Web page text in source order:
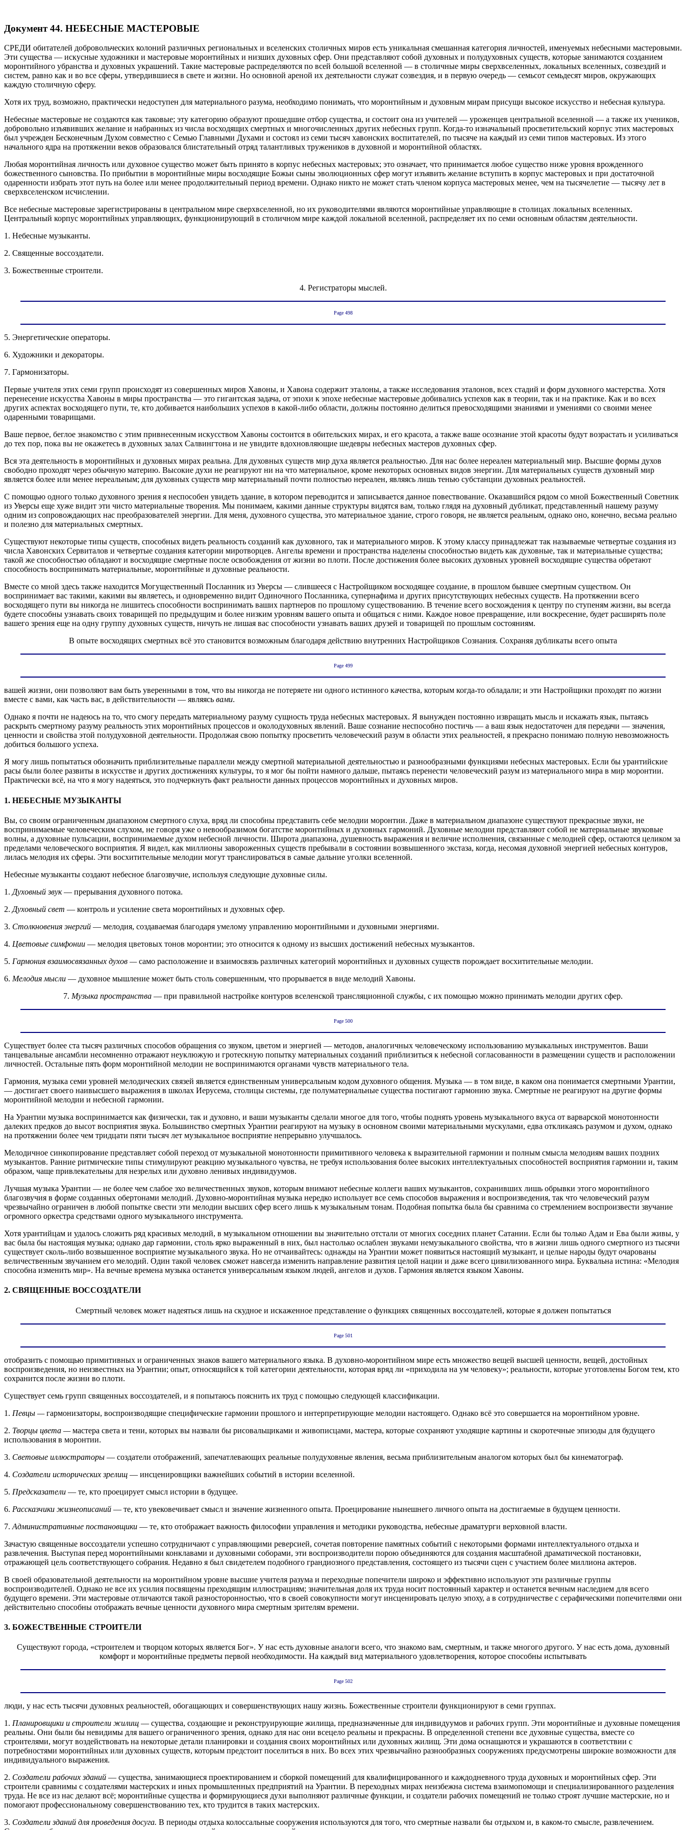
Документ 44. НЕБЕСНЫЕ МАСТЕРОВЫЕ
СРЕДИ обитателей добровольческих колоний различных региональных и вселенских столичных миров есть уникальная смешанная категория личностей, именуемых небесными мастеровыми.
Эти существа — искусные художники и мастеровые моронтийных и низших духовных сфер. Они представляют собой духовных и полудуховных существ, которые занимаются созданием
моронтийного убранства и духовных украшений. Такие мастеровые распределяются по всей большой вселенной — в столичные миры сверхвселенных, локальных вселенных, созвездий и
систем, равно как и во все сферы, утвердившиеся в свете и жизни. Но основной ареной их деятельности служат созвездия, и в первую очередь — семьсот семьдесят миров, окружающих
каждую столичную сферу.
Хотя их труд, возможно, практически недоступен для материального разума, необходимо понимать, что моронтийным и духовным мирам присущи высокое искусство и небесная культура.
Небесные мастеровые не создаются как таковые; эту категорию образуют прошедшие отбор существа, и состоит она из учителей — уроженцев центральной вселенной — а также их учеников,
добровольно изъявивших желание и набранных из числа восходящих смертных и многочисленных других небесных групп. Когда-то изначальный просветительский корпус этих мастеровых
был учрежден Бесконечным Духом совместно с Семью Главными Духами и состоял из семи тысяч хавонских воспитателей, по тысяче на каждый из семи типов мастеровых. Из этого
начального ядра на протяжении веков образовался блистательный отряд талантливых тружеников в духовной и моронтийной областях.
Любая моронтийная личность или духовное существо может быть принято в корпус небесных мастеровых; это означает, что принимается любое существо ниже уровня врожденного
божественного сыновства. По прибытии в моронтийные миры восходящие Божьи сыны эволюционных сфер могут изъявить желание вступить в корпус мастеровых и при достаточной
одаренности избрать этот путь на более или менее продолжительный период времени. Однако никто не может стать членом корпуса мастеровых менее, чем на тысячелетие — тысячу лет в
сверхвселенском исчислении.
Все небесные мастеровые зарегистрированы в центральном мире сверхвселенной, но их руководителями являются моронтийные управляющие в столицах локальных вселенных.
Центральный корпус моронтийных управляющих, функционирующий в столичном мире каждой локальной вселенной, распределяет их по семи основным областям деятельности.
1. Небесные музыканты.
2. Священные воссоздатели.
3. Божественные строители.
4. Регистраторы мыслей.
Page 498
5. Энергетические операторы.
6. Художники и декораторы.
7. Гармонизаторы.
Первые учителя этих семи групп происходят из совершенных миров Хавоны, и Хавона содержит эталоны, а также исследования эталонов, всех стадий и форм духовного мастерства. Хотя
перенесение искусства Хавоны в миры пространства — это гигантская задача, от эпохи к эпохе небесные мастеровые добивались успехов как в теории, так и на практике. Как и во всех
других аспектах восходящего пути, те, кто добивается наибольших успехов в какой-либо области, должны постоянно делиться превосходящими знаниями и умениями со своими менее
одаренными товарищами.
Ваше первое, беглое знакомство с этим привнесенным искусством Хавоны состоится в обительских мирах, и его красота, а также ваше осознание этой красоты будут возрастать и усиливаться
до тех пор, пока вы не окажетесь в духовных залах Салвингтона и не увидите вдохновляющие шедевры небесных мастеров духовных сфер.
Вся эта деятельность в моронтийных и духовных мирах реальна. Для духовных существ мир духа является реальностью. Для нас более нереален материальный мир. Высшие формы духов
свободно проходят через обычную материю. Высокие духи не реагируют ни на что материальное, кроме некоторых основных видов энергии. Для материальных существ духовный мир
является более или менее нереальным; для духовных существ мир материальный почти полностью нереален, являясь лишь тенью субстанции духовных реальностей.
С помощью одного только духовного зрения я неспособен увидеть здание, в котором переводится и записывается данное повествование. Оказавшийся рядом со мной Божественный Советник
из Уверсы еще хуже видит эти чисто материальные творения. Мы понимаем, какими данные структуры видятся вам, только глядя на духовный дубликат, представленный нашему разуму
одним из сопровождающих нас преобразователей энергии. Для меня, духовного существа, это материальное здание, строго говоря, не является реальным, однако оно, конечно, весьма реально
и полезно для материальных смертных.
Существуют некоторые типы существ, способных видеть реальность созданий как духовного, так и материального миров. К этому классу принадлежат так называемые четвертые создания из
числа Хавонских Сервиталов и четвертые создания категории миротворцев. Ангелы времени и пространства наделены способностью видеть как духовные, так и материальные существа;
такой же способностью обладают и восходящие смертные после освобождения от жизни во плоти. После достижения более высоких духовных уровней восходящие существа обретают
способность воспринимать материальные, моронтийные и духовные реальности.
Вместе со мной здесь также находится Могущественный Посланник из Уверсы — слившееся с Настройщиком восходящее создание, в прошлом бывшее смертным существом. Он
воспринимает вас такими, какими вы являетесь, и одновременно видит Одиночного Посланника, супернафима и других присутствующих небесных существ. На протяжении всего
восходящего пути вы никогда не лишитесь способности воспринимать ваших партнеров по прошлому существованию. В течение всего восхождения к центру по ступеням жизни, вы всегда
будете способны узнавать своих товарищей по предыдущим и более низким уровням вашего опыта и общаться с ними. Каждое новое превращение, или воскресение, будет расширять поле
вашего зрения еще на одну группу духовных существ, ничуть не лишая вас способности узнавать ваших друзей и товарищей по прошлым состояниям.
В опыте восходящих смертных всё это становится возможным благодаря действию внутренних Настройщиков Сознания. Сохраняя дубликаты всего опыта
Page 499
вашей жизни, они позволяют вам быть уверенными в том, что вы никогда не потеряете ни одного истинного качества, которым когда-то обладали; и эти Настройщики проходят по жизни
вместе с вами, как часть вас, в действительности — являясь вами.
Однако я почти не надеюсь на то, что смогу передать материальному разуму сущность труда небесных мастеровых. Я вынужден постоянно извращать мысль и искажать язык, пытаясь
раскрыть смертному разуму реальность этих моронтийных процессов и околодуховных явлений. Ваше сознание неспособно постичь — а ваш язык недостаточен для передачи — значения,
ценности и свойства этой полудуховной деятельности. Продолжая свою попытку просветить человеческий разум в области этих реальностей, я прекрасно понимаю полную невозможность
добиться большого успеха.
Я могу лишь попытаться обозначить приблизительные параллели между смертной материальной деятельностью и разнообразными функциями небесных мастеровых. Если бы урантийские
расы были более развиты в искусстве и других достижениях культуры, то я мог бы пойти намного дальше, пытаясь перенести человеческий разум из материального мира в мир моронтии.
Практически всё, на что я могу надеяться, это подчеркнуть факт реальности данных процессов моронтийных и духовных миров.
1. НЕБЕСНЫЕ МУЗЫКАНТЫ
Вы, со своим ограниченным диапазоном смертного слуха, вряд ли способны представить себе мелодии моронтии. Даже в материальном диапазоне существуют прекрасные звуки, не
воспринимаемые человеческим слухом, не говоря уже о невообразимом богатстве моронтийных и духовных гармоний. Духовные мелодии представляют собой не материальные звуковые
волны, а духовные пульсации, воспринимаемые духом небесной личности. Широта диапазона, душевность выражения и величие исполнения, связанные с мелодией сфер, остаются целиком за
пределами человеческого восприятия. Я видел, как миллионы завороженных существ пребывали в состоянии возвышенного экстаза, когда, несомая духовной энергией небесных контуров,
лилась мелодия их сферы. Эти восхитительные мелодии могут транслироваться в самые дальние уголки вселенной.
Небесные музыканты создают небесное благозвучие, используя следующие духовные силы.
1. Духовный звук— прерывания духовного потока.
2. Духовный свет — контроль и усиление света моронтийных и духовных сфер.
3. Столкновения энергий — мелодия, создаваемая благодаря умелому управлению моронтийными и духовными энергиями.
4. Цветовые симфонии — мелодия цветовых тонов моронтии; это относится к одному из высших достижений небесных музыкантов.
5. Гармония взаимосвязанных духов —само расположение и взаимосвязь различных категорий моронтийных и духовных существ порождает восхитительные мелодии.
6. Мелодия мысли — духовное мышление может быть столь совершенным, что прорывается в виде мелодий Хавоны.
7. Музыка пространства — при правильной настройке контуров вселенской трансляционной службы, с их помощью можно принимать мелодии других сфер.
Page 500
Существует более ста тысяч различных способов обращения со звуком, цветом и энергией — методов, аналогичных человеческому использованию музыкальных инструментов. Ваши
танцевальные ансамбли несомненно отражают неуклюжую и гротескную попытку материальных созданий приблизиться к небесной согласованности в размещении существ и расположении
личностей. Остальные пять форм моронтийной мелодии не воспринимаются органами чувств материального тела.
Гармония, музыка семи уровней мелодических связей является единственным универсальным кодом духовного общения. Музыка — в том виде, в каком она понимается смертными Урантии,
— достигает своего наивысшего выражения в школах Иерусема, столицы системы, где полуматериальные существа постигают гармонию звука. Смертные не реагируют на другие формы
моронтийной мелодии и небесной гармонии.
На Урантии музыка воспринимается как физически, так и духовно, и ваши музыканты сделали многое для того, чтобы поднять уровень музыкального вкуса от варварской монотонности
далеких предков до высот восприятия звука. Большинство смертных Урантии реагируют на музыку в основном своими материальными мускулами, едва откликаясь разумом и духом, однако
на протяжении более чем тридцати пяти тысяч лет музыкальное восприятие непрерывно улучшалось.
Мелодичное синкопирование представляет собой переход от музыкальной монотонности примитивного человека к выразительной гармонии и полным смысла мелодиям ваших поздних
музыкантов. Ранние ритмические типы стимулируют реакцию музыкального чувства, не требуя использования более высоких интеллектуальных способностей восприятия гармонии и, таким
образом, чаще привлекательны для незрелых или духовно ленивых индивидуумов.
Лучшая музыка Урантии — не более чем слабое эхо величественных звуков, которым внимают небесные коллеги ваших музыкантов, сохранивших лишь обрывки этого моронтийного
благозвучия в форме созданных обертонами мелодий. Духовно-моронтийная музыка нередко использует все семь способов выражения и воспроизведения, так что человеческий разум
чрезвычайно ограничен в любой попытке свести эти мелодии высших сфер всего лишь к музыкальным тонам. Подобная попытка была бы сравнима со стремлением воспроизвести звучание
огромного оркестра средствами одного музыкального инструмента.
Хотя урантийцам и удалось сложить ряд красивых мелодий, в музыкальном отношении вы значительно отстали от многих соседних планет Сатании. Если бы только Адам и Ева были живы, у
вас была бы настоящая музыка; однако дар гармонии, столь ярко выраженный в них, был настолько ослаблен звуками немузыкального свойства, что в жизни лишь одного смертного из тысячи
существует сколь-либо возвышенное восприятие музыкального звука. Но не отчаивайтесь: однажды на Урантии может появиться настоящий музыкант, и целые народы будут очарованы
величественным звучанием его мелодий. Один такой человек сможет навсегда изменить направление развития целой нации и даже всего цивилизованного мира. Буквальна истина: «Мелодия
способна изменить мир». На вечные времена музыка останется универсальным языком людей, ангелов и духов. Гармония является языком Хавоны.
2. СВЯЩЕННЫЕ ВОССОЗДАТЕЛИ
Смертный человек может надеяться лишь на скудное и искаженное представление о функциях священных воссоздателей, которые я должен попытаться
Page 501
отобразить с помощью примитивных и ограниченных знаков вашего материального языка. В духовно-моронтийном мире есть множество вещей высшей ценности, вещей, достойных
воспроизведения, но неизвестных на Урантии; опыт, относящийся к той категории деятельности, которая вряд ли «приходила на ум человеку»; реальности, которые уготовлены Богом тем, кто
сохранится после жизни во плоти.
Существует семь групп священных воссоздателей, и я попытаюсь пояснить их труд с помощью следующей классификации.
1. Певцы —гармонизаторы, воспроизводящие специфические гармонии прошлого и интерпретирующие мелодии настоящего. Однако всё это совершается на моронтийном уровне.
2. Творцы цвета —мастера света и тени, которых вы назвали бы рисовальщиками и живописцами, мастера, которые сохраняют уходящие картины и скоротечные эпизоды для будущего
использования в моронтии.
3. Световые иллюстраторы — создатели отображений, запечатлевающих реальные полудуховные явления, весьма приблизительным аналогом которых был бы кинематограф.
4. Создатели исторических зрелищ — инсценировщики важнейших событий в истории вселенной.
5. Предсказатели — те, кто проецирует смысл истории в будущее.
6. Рассказчики жизнеописаний — те, кто увековечивает смысл и значение жизненного опыта. Проецирование нынешнего личного опыта на достигаемые в будущем ценности.
7. Административные постановщики — те, кто отображает важность философии управления и методики руководства, небесные драматурги верховной власти.
Зачастую священные воссоздатели успешно сотрудничают с управляющими реверсией, сочетая повторение памятных событий с некоторыми формами интеллектуального отдыха и
развлечения. Выступая перед моронтийными конклавами и духовными соборами, эти воспроизводители порою объединяются для создания масштабной драматической постановки,
отражающей цель соответствующего собрания. Недавно я был свидетелем подобного грандиозного представления, состоящего из тысячи сцен с участием более миллиона актеров.
В своей образовательной деятельности на моронтийном уровне высшие учителя разума и переходные попечители широко и эффективно используют эти различные группы
воспроизводителей. Однако не все их усилия посвящены преходящим иллюстрациям; значительная доля их труда носит постоянный характер и останется вечным наследием для всего
будущего времени. Эти мастеровые отличаются такой разносторонностью, что в своей совокупности могут инсценировать целую эпоху, а в сотрудничестве с серафическими попечителями они
действительно способны отображать вечные ценности духовного мира смертным зрителям времени.
3. БОЖЕСТВЕННЫЕ СТРОИТЕЛИ
Существуют города, «строителем и творцом которых является Бог». У нас есть духовные аналоги всего, что знакомо вам, смертным, и также многого другого. У нас есть дома, духовный
комфорт и моронтийные предметы первой необходимости. На каждый вид материального удовлетворения, которое способны испытывать
Page 502
люди, у нас есть тысячи духовных реальностей, обогащающих и совершенствующих нашу жизнь. Божественные строители функционируют в семи группах.
1. Планировщики и строители жилищ — существа, создающие и реконструирующие жилища, предназначенные для индивидуумов и рабочих групп. Эти моронтийные и духовные помещения
реальны. Они были бы невидимы для вашего ограниченного зрения, однако для нас они всецело реальны и прекрасны. В определенной степени все духовные существа, вместе со
строителями, могут воздействовать на некоторые детали планировки и создания своих моронтийных или духовных жилищ. Эти дома оснащаются и украшаются в соответствии с
потребностями моронтийных или духовных существ, которым предстоит поселиться в них. Во всех этих чрезвычайно разнообразных сооружениях предусмотрены широкие возможности для
индивидуального выражения.
2. Создатели рабочих зданий — существа, занимающиеся проектированием и сборкой помещений для квалифицированного и каждодневного труда духовных и моронтийных сфер. Эти
строители сравнимы с создателями мастерских и иных промышленных предприятий на Урантии. В переходных мирах неизбежна система взаимопомощи и специализированного разделения
труда. Не все из нас делают всё; моронтийные существа и формирующиеся духи выполняют различные функции, и создатели рабочих помещений не только строят лучшие мастерские, но и
помогают профессиональному совершенствованию тех, кто трудится в таких мастерских.
3. Создатели зданий для проведения досуга. В периоды отдыха колоссальные сооружения используются для того, что смертные назвали бы отдыхом и, в каком-то смысле, развлечением.